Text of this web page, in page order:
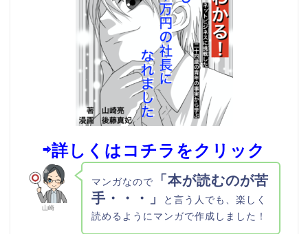
⇨詳しくはコチラをクリック
山崎
マンガなので
「本が読むのが苦
手・・・」
と言う人でも、楽しく
読めるようにマンガで作成しました！